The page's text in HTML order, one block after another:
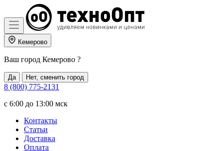
Кемерово
Ваш город Кемерово ?
Да Нет, сменить город
8 (800) 775-2131
c 6:00 до 13:00 мск
Контакты
Статьи
Доставка
Оплата